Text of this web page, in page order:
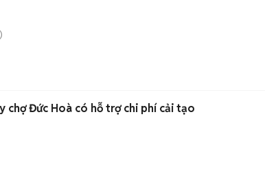
ngay chợ Đức Hoà có hỗ trợ chi phí cải tạo